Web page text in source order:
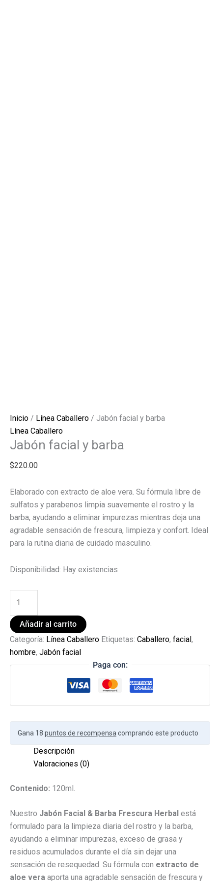
Inicio / Línea Caballero / Jabón facial y barba
Línea Caballero
Jabón facial y barba
$220.00
Elaborado con extracto de aloe vera. Su fórmula libre de
sulfatos y parabenos limpia suavemente el rostro y la
barba, ayudando a eliminar impurezas mientras deja una
agradable sensación de frescura, limpieza y confort. Ideal
para la rutina diaria de cuidado masculino.
Disponibilidad: Hay existencias
Añadir al carrito
Categoría: Línea Caballero Etiquetas: Caballero, facial,
hombre, Jabón facial
Paga con:
Gana 18 puntos de recompensa comprando este producto
Descripción
Valoraciones (0)
Contenido: 120ml.
Nuestro Jabón Facial & Barba Frescura Herbal está
formulado para la limpieza diaria del rostro y la barba,
ayudando a eliminar impurezas, exceso de grasa y
residuos acumulados durante el día sin dejar una
sensación de resequedad. Su fórmula con extracto de
aloe vera aporta una agradable sensación de frescura y